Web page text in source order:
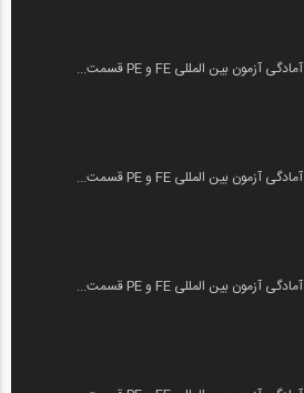
آمادگی آزمون بین المللی FE و PE قسمت...
آمادگی آزمون بین المللی FE و PE قسمت...
آمادگی آزمون بین المللی FE و PE قسمت...